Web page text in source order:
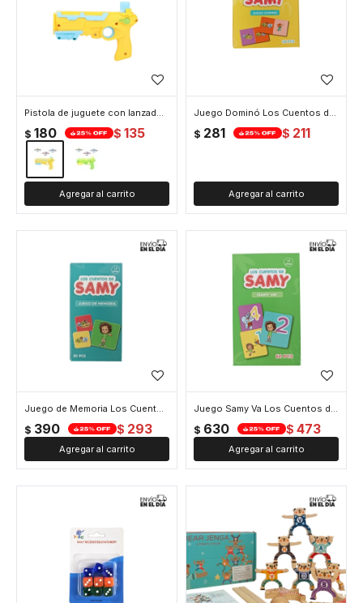
Pistola de juguete con lanzadores - Amarillo
$ 180 $ 135
Juego Dominó Los Cuentos de Samy 28 piezas
$ 281 $ 211
Juego de Memoria Los Cuentos de Samy 30 piezas
$ 390 $ 293
Juego Samy Va Los Cuentos de Samy 60 cartas
$ 630 $ 473